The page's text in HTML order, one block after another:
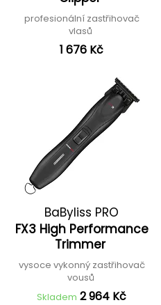
profesionální zastřihovač
vlasů
1 676 Kč
BaByliss PRO
FX3 High Performance
Trimmer
vysoce vykonný zastřihovač
vousů
Skladem 2 964 Kč